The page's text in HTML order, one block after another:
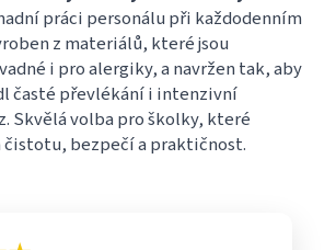
práci personálu při každodenním
z materiálů, které jsou
i pro alergiky, a navržen tak, aby
časté převlékání i intenzivní
Skvělá volba pro školky, které
čistotu, bezpečí a praktičnost.